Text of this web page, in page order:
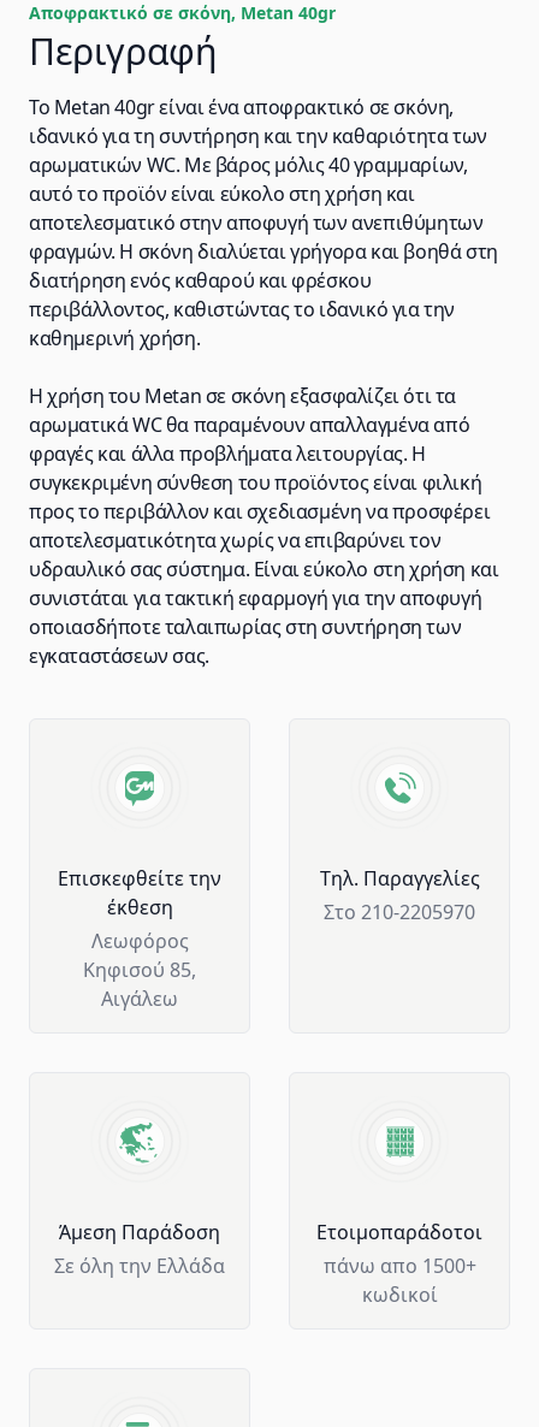
Αποφρακτικό σε σκόνη, Metan 40gr
Περιγραφή
Το Metan 40gr είναι ένα αποφρακτικό σε σκόνη,
ιδανικό για τη συντήρηση και την καθαριότητα των
αρωματικών WC. Με βάρος μόλις 40 γραμμαρίων,
αυτό το προϊόν είναι εύκολο στη χρήση και
αποτελεσματικό στην αποφυγή των ανεπιθύμητων
φραγμών. Η σκόνη διαλύεται γρήγορα και βοηθά στη
διατήρηση ενός καθαρού και φρέσκου
περιβάλλοντος, καθιστώντας το ιδανικό για την
καθημερινή χρήση.
Η χρήση του Metan σε σκόνη εξασφαλίζει ότι τα
αρωματικά WC θα παραμένουν απαλλαγμένα από
φραγές και άλλα προβλήματα λειτουργίας. Η
συγκεκριμένη σύνθεση του προϊόντος είναι φιλική
προς το περιβάλλον και σχεδιασμένη να προσφέρει
αποτελεσματικότητα χωρίς να επιβαρύνει τον
υδραυλικό σας σύστημα. Είναι εύκολο στη χρήση και
συνιστάται για τακτική εφαρμογή για την αποφυγή
οποιασδήποτε ταλαιπωρίας στη συντήρηση των
εγκαταστάσεων σας.
Επισκεφθείτε την
έκθεση
Λεωφόρος
Κηφισού 85,
Αιγάλεω
Tηλ. Παραγγελίες
Στο 210-2205970
Άμεση Παράδοση
Σε όλη την Ελλάδα
Ετοιμοπαράδοτοι
πάνω απο 1500+
κωδικοί